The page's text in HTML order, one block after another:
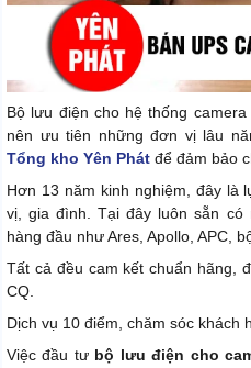
Bộ lưu điện cho hệ thống
nên ưu tiên những đơn vị lâu
Tổng kho Yên Phát để đảm bảo
Hơn 13 năm kinh nghiệm, đây là
vị, gia đình. Tại đây luôn sẵn có
hàng đầu như Ares, Apollo, APC,
Tất cả đều cam kết chuẩn hãng,
CQ.
Dịch vụ 10 điểm, chăm sóc khách
Việc đầu tư bộ lưu điện cho